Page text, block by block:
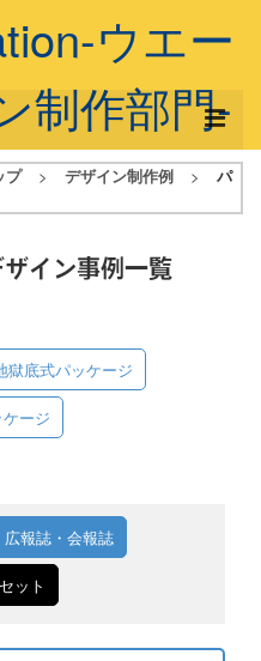
プ > デザイン制作例 >
パ
ザイン事例一覧
獄底式パッケージ
ージ
報誌・会報誌
ット